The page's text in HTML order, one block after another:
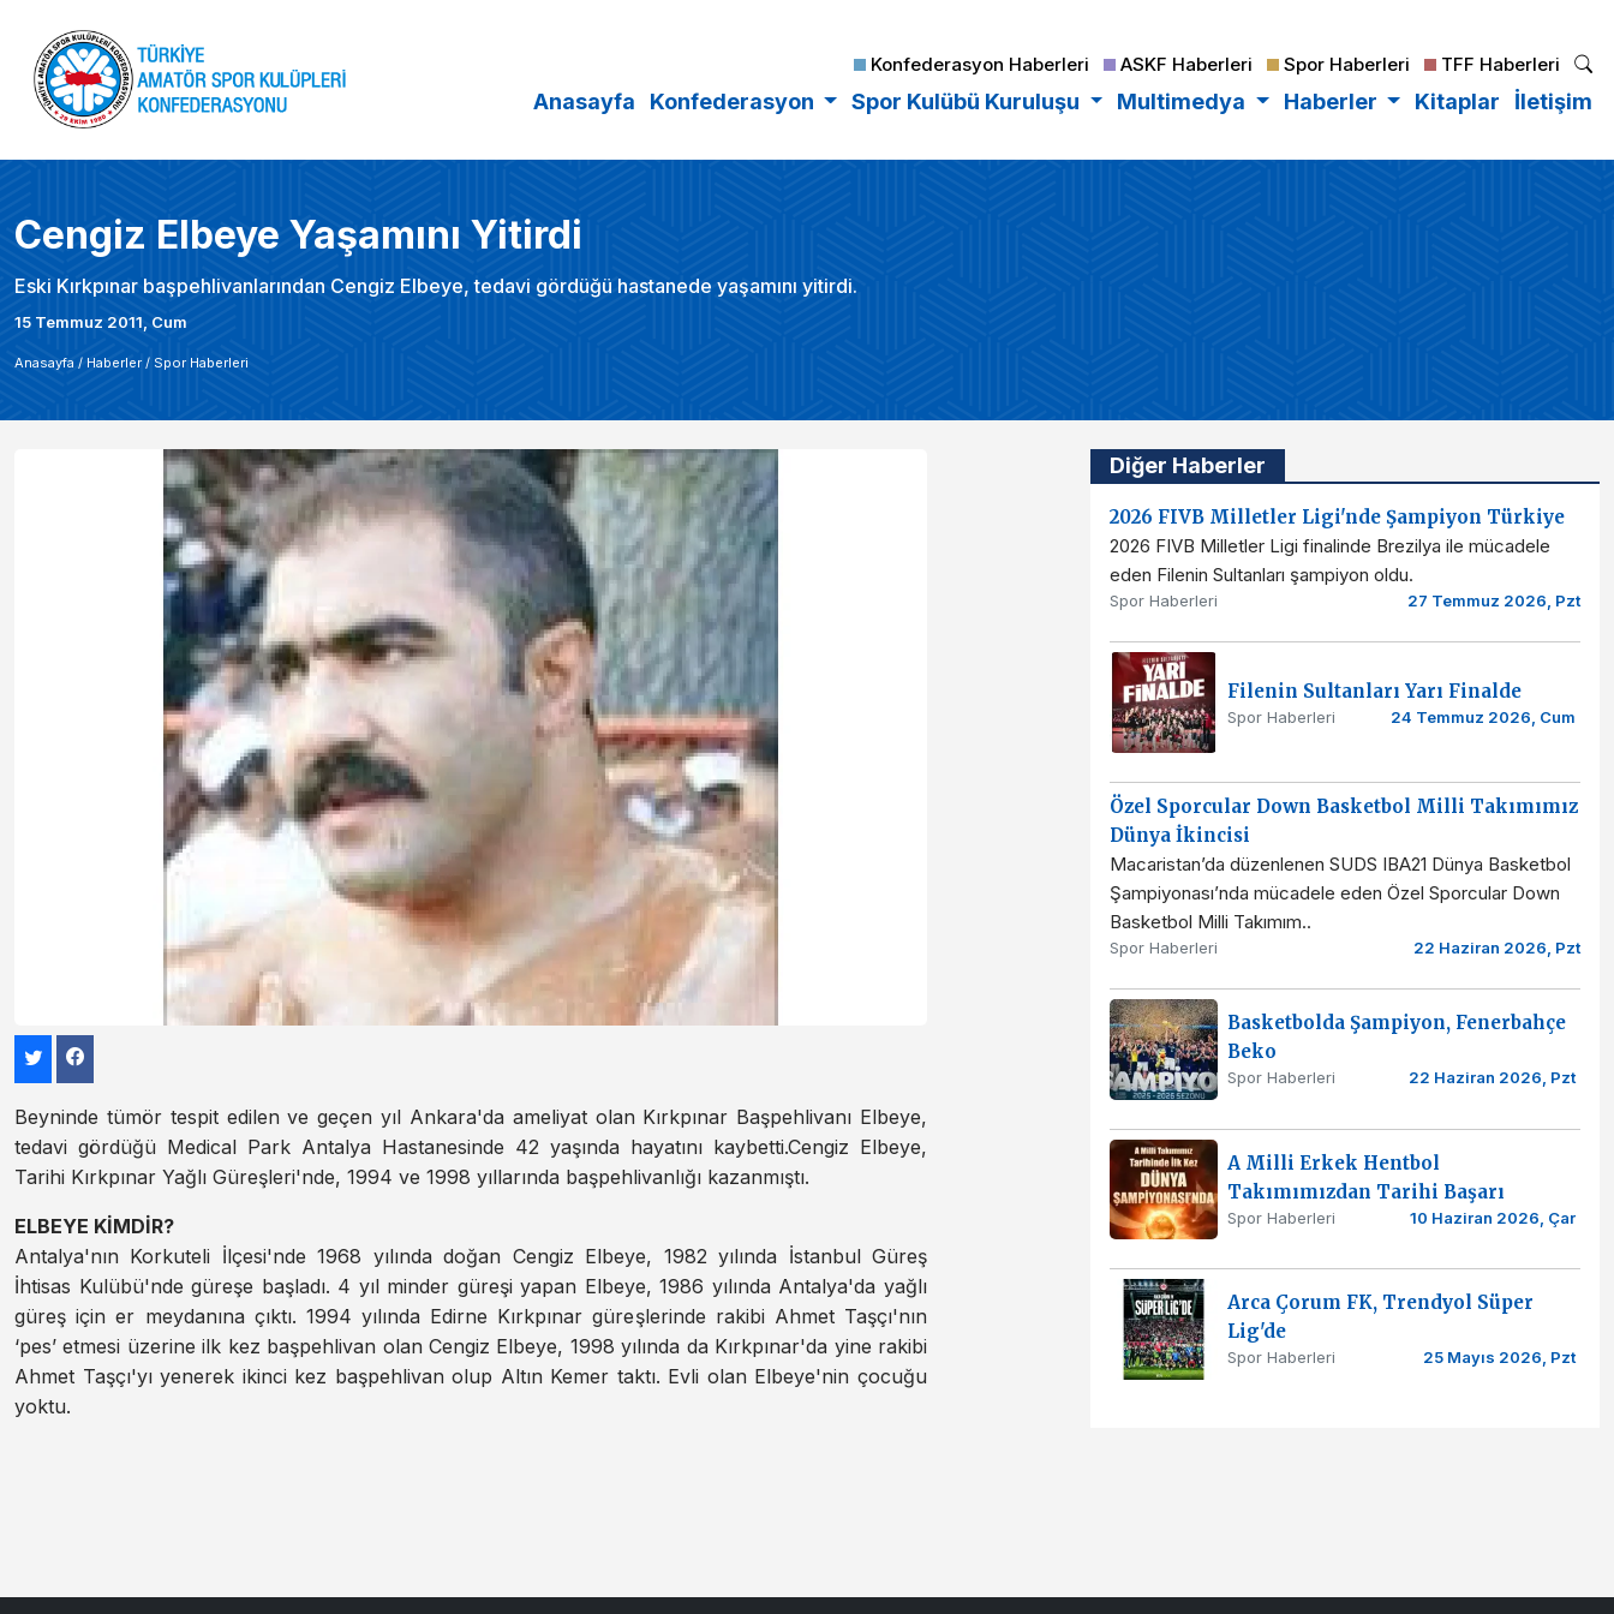
Konfederasyon Haberleri ASKF Haberleri Spor Haberleri TFF Haberleri
Anasayfa Konfederasyon Spor Kulübü Kuruluşu Multimedya Haberler Kitaplar İletişim
Cengiz Elbeye Yaşamını Yitirdi
Eski Kırkpınar başpehlivanlarından Cengiz Elbeye, tedavi gördüğü hastanede yaşamını yitirdi.
15 Temmuz 2011, Cum
Anasayfa / Haberler / Spor Haberleri
Beyninde tümör tespit edilen ve geçen yıl Ankara'da ameliyat olan Kırkpınar Başpehlivanı Elbeye,
tedavi gördüğü Medical Park Antalya Hastanesinde 42 yaşında hayatını kaybetti.Cengiz Elbeye,
Tarihi Kırkpınar Yağlı Güreşleri'nde, 1994 ve 1998 yıllarında başpehlivanlığı kazanmıştı.
ELBEYE KİMDİR?
Antalya'nın Korkuteli İlçesi'nde 1968 yılında doğan Cengiz Elbeye, 1982 yılında İstanbul Güreş
İhtisas Kulübü'nde güreşe başladı. 4 yıl minder güreşi yapan Elbeye, 1986 yılında Antalya'da yağlı
güreş için er meydanına çıktı. 1994 yılında Edirne Kırkpınar güreşlerinde rakibi Ahmet Taşçı'nın
‘pes’ etmesi üzerine ilk kez başpehlivan olan Cengiz Elbeye, 1998 yılında da Kırkpınar'da yine rakibi
Ahmet Taşçı'yı yenerek ikinci kez başpehlivan olup Altın Kemer taktı. Evli olan Elbeye'nin çocuğu
yoktu.
Diğer Haberler
2026 FIVB Milletler Ligi'nde Şampiyon Türkiye
2026 FIVB Milletler Ligi finalinde Brezilya ile mücadele
eden Filenin Sultanları şampiyon oldu.
Spor Haberleri 27 Temmuz 2026, Pzt
Filenin Sultanları Yarı Finalde
Spor Haberleri 24 Temmuz 2026, Cum
Özel Sporcular Down Basketbol Milli Takımımız
Dünya İkincisi
Macaristan’da düzenlenen SUDS IBA21 Dünya Basketbol
Şampiyonası’nda mücadele eden Özel Sporcular Down
Basketbol Milli Takımım..
Spor Haberleri 22 Haziran 2026, Pzt
Basketbolda Şampiyon, Fenerbahçe
Beko
Spor Haberleri 22 Haziran 2026, Pzt
A Milli Erkek Hentbol
Takımımızdan Tarihi Başarı
Spor Haberleri 10 Haziran 2026, Çar
Arca Çorum FK, Trendyol Süper
Lig'de
Spor Haberleri 25 Mayıs 2026, Pzt